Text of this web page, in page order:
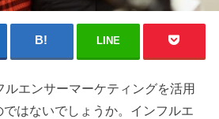
LINE
エンサーマーケティングを活用
はないでしょうか。インフルエ